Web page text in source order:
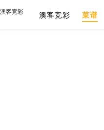
澳客竞彩 澳客竞彩 菜谱